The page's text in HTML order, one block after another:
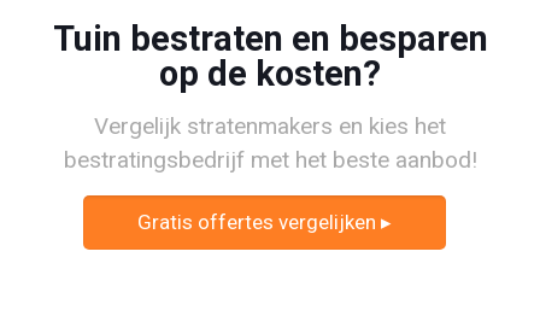
Tuin bestraten en besparen
op de kosten?
Vergelijk stratenmakers en kies het
bestratingsbedrijf met het beste aanbod!
Gratis offertes vergelijken ▸